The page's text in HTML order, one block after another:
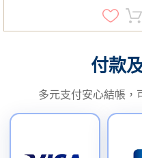
付款
多元支付安心結帳，